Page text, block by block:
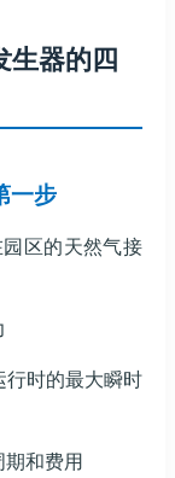
生器的四
一步
区的天然气接
时的最大瞬时
和费用